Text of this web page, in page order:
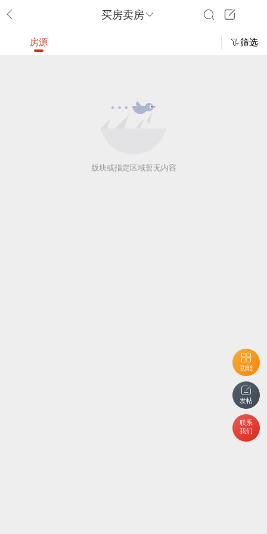
买房卖房
功能
发帖
联系
我们
房源 筛选
版块或指定区域暂无内容